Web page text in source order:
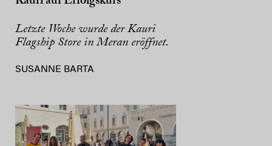
Letzte Woche wurde der Kauri
Flagship Store in Meran eröffnet.
SUSANNE BARTA